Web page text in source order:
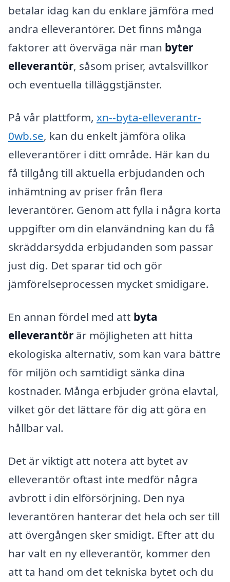
betalar idag kan du enklare jämföra med
andra elleverantörer. Det finns många
faktorer att överväga när man byter
elleverantör, såsom priser, avtalsvillkor
och eventuella tilläggstjänster.
På vår plattform, xn--byta-elleverantr-
0wb.se, kan du enkelt jämföra olika
elleverantörer i ditt område. Här kan du
få tillgång till aktuella erbjudanden och
inhämtning av priser från flera
leverantörer. Genom att fylla i några korta
uppgifter om din elanvändning kan du få
skräddarsydda erbjudanden som passar
just dig. Det sparar tid och gör
jämförelseprocessen mycket smidigare.
En annan fördel med att byta
elleverantör är möjligheten att hitta
ekologiska alternativ, som kan vara bättre
för miljön och samtidigt sänka dina
kostnader. Många erbjuder gröna elavtal,
vilket gör det lättare för dig att göra en
hållbar val.
Det är viktigt att notera att bytet av
elleverantör oftast inte medför några
avbrott i din elförsörjning. Den nya
leverantören hanterar det hela och ser till
att övergången sker smidigt. Efter att du
har valt en ny elleverantör, kommer den
att ta hand om det tekniska bytet och du